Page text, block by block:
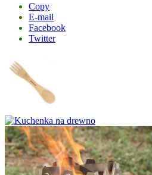
Copy
E-mail
Facebook
Twitter